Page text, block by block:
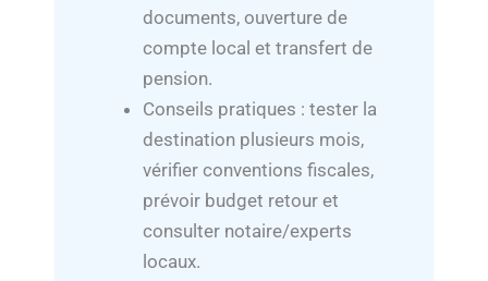
documents, ouverture de
compte local et transfert de
pension.
Conseils pratiques : tester la
destination plusieurs mois,
vérifier conventions fiscales,
prévoir budget retour et
consulter notaire/experts
locaux.